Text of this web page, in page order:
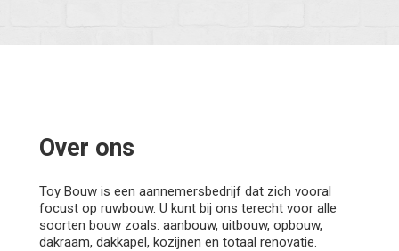
Over ons
Toy Bouw is een aannemersbedrijf dat zich vooral
focust op ruwbouw. U kunt bij ons terecht voor alle
soorten bouw zoals: aanbouw, uitbouw, opbouw,
dakraam, dakkapel, kozijnen en totaal renovatie.